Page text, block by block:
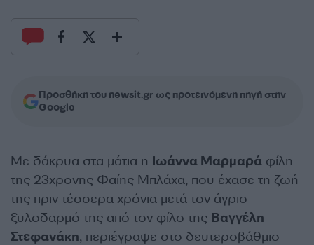
Προσθήκη του newsit.gr ως προτεινόμενη πηγή στην
Google
Με δάκρυα στα μάτια η Ιωάννα Μαρμαρά φίλη
της 23χρονης Φαίης Μπλάχα, που έχασε τη ζωή
της πριν τέσσερα χρόνια μετά τον άγριο
ξυλοδαρμό της από τον φίλο της Βαγγέλη
Στεφανάκη, περιέγραψε στο δευτεροβάθμιο